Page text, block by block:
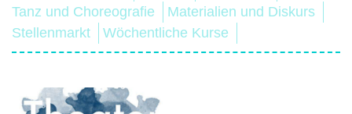
Tanz und Choreografie
Materialien und Diskurs
Stellenmarkt
Wöchentliche Kurse